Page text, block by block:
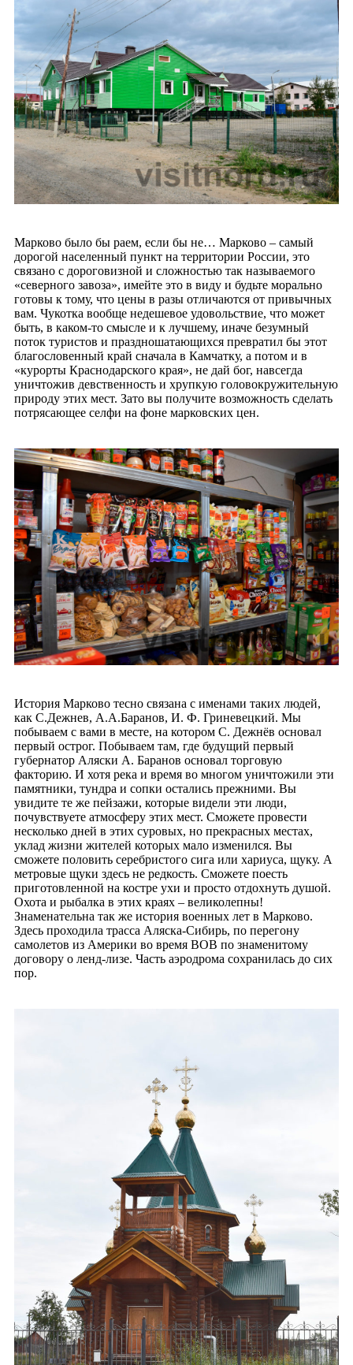
Марково было бы раем, если бы не… Марково – самый
дорогой населенный пункт на территории России, это
связано с дороговизной и сложностью так называемого
«северного завоза», имейте это в виду и будьте морально
готовы к тому, что цены в разы отличаются от привычных
вам. Чукотка вообще недешевое удовольствие, что может
быть, в каком-то смысле и к лучшему, иначе безумный
поток туристов и праздношатающихся превратил бы этот
благословенный край сначала в Камчатку, а потом и в
«курорты Краснодарского края», не дай бог, навсегда
уничтожив девственность и хрупкую головокружительную
природу этих мест. Зато вы получите возможность сделать
потрясающее селфи на фоне марковских цен.
История Марково тесно связана с именами таких людей,
как С.Дежнев, А.А.Баранов, И. Ф. Гриневецкий. Мы
побываем с вами в месте, на котором С. Дежнёв основал
первый острог. Побываем там, где будущий первый
губернатор Аляски А. Баранов основал торговую
факторию. И хотя река и время во многом уничтожили эти
памятники, тундра и сопки остались прежними. Вы
увидите те же пейзажи, которые видели эти люди,
почувствуете атмосферу этих мест. Сможете провести
несколько дней в этих суровых, но прекрасных местах,
уклад жизни жителей которых мало изменился. Вы
сможете половить серебристого сига или хариуса, щуку. А
метровые щуки здесь не редкость. Сможете поесть
приготовленной на костре ухи и просто отдохнуть душой.
Охота и рыбалка в этих краях – великолепны!
Знаменательна так же история военных лет в Марково.
Здесь проходила трасса Аляска-Сибирь, по перегону
самолетов из Америки во время ВОВ по знаменитому
договору о ленд-лизе. Часть аэродрома сохранилась до сих
пор.